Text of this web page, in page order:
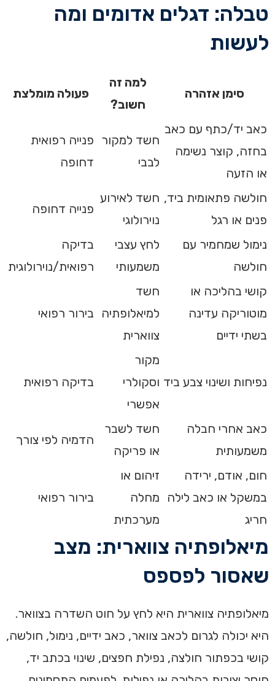
טבלה: דגלים אדומים ומה
לעשות
סימן אזהרה
למה זה
חשוב?
פעולה מומלצת
כאב יד/כתף עם כאב
בחזה, קוצר נשימה
או הזעה
חשד למקור
לבבי
פנייה רפואית
דחופה
חולשה פתאומית ביד,
פנים או רגל
חשד לאירוע
נוירולוגי
פנייה דחופה
נימול שמחמיר עם
חולשה
לחץ עצבי
משמעותי
בדיקה
רפואית/נוירולוגית
קושי בהליכה או
מוטוריקה עדינה
בשתי ידיים
חשד
למיאלופתיה
צווארית
בירור רפואי
נפיחות ושינוי צבע ביד
מקור
וסקולרי
אפשרי
בדיקה רפואית
כאב אחרי חבלה
משמעותית
חשד לשבר
או פריקה
הדמיה לפי צורך
חום, אודם, ירידה
במשקל או כאב לילה
חריג
זיהום או
מחלה
מערכתית
בירור רפואי
מיאלופתיה צווארית: מצב
שאסור לפספס
מיאלופתיה צווארית היא לחץ על חוט השדרה בצוואר.
היא יכולה לגרום לכאב צוואר, כאב ידיים, נימול, חולשה,
קושי בכפתור חולצה, נפילת חפצים, שינוי בכתב יד,